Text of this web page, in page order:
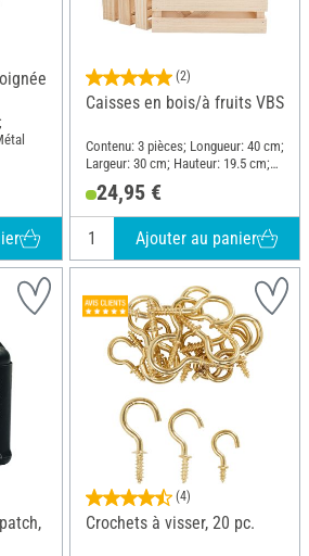
(2)
Caisses en bois/à fruits VBS
Contenu: 3 pièces; Longueur: 40 cm;
Largeur: 30 cm; Hauteur: 19.5 cm;
24,95 €
Ajouter au panier
(4)
Crochets à visser, 20 pc.